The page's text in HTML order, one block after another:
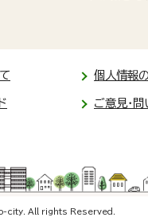
個人情報
ご意見・
city. All rights Reserved.